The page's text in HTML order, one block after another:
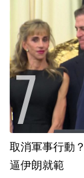
取消軍事行動
逼伊朗就範